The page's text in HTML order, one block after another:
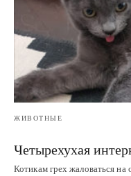
ЖИВОТНЫЕ
Четырехухая
Котикам грех жаловаться на